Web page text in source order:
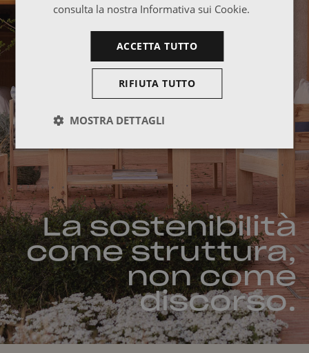
La sostenibilità
come struttura,
non come
discorso.
consulta la nostra Informativa sui Cookie.
ACCETTA TUTTO
RIFIUTA TUTTO
MOSTRA DETTAGLI